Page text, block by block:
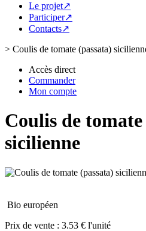
Le projet↗
Participer↗
Contacts↗
> Coulis de tomate (passata)
Accès direct
Commander
Mon compte
Coulis de tomate
sicilienne
Bio européen
Prix de vente : 3.53 € l'unité